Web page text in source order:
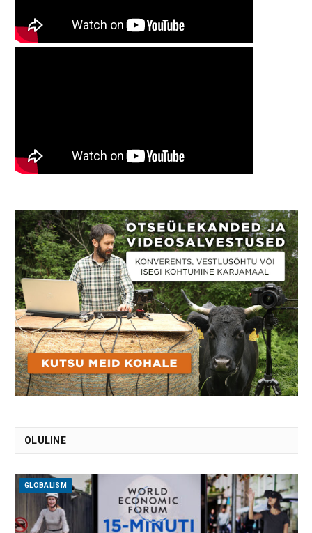
OLULINE
GLOBALISM